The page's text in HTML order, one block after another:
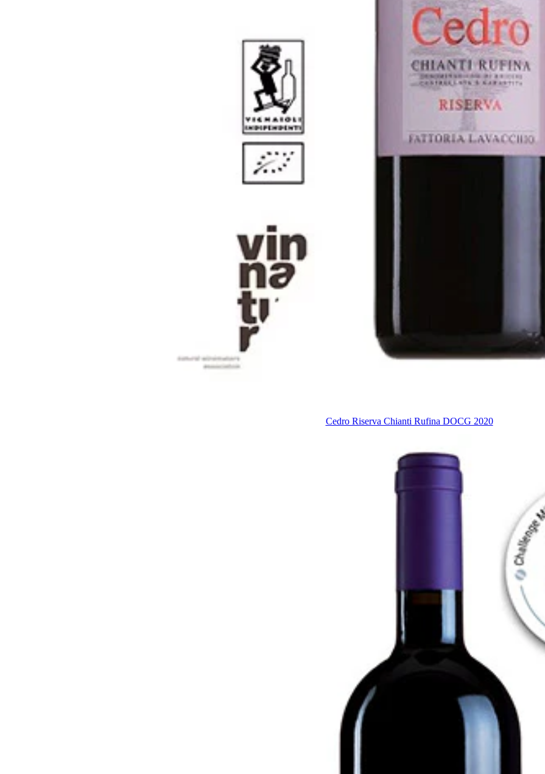
Cedro Riserva Chianti Rufina DOCG 2020